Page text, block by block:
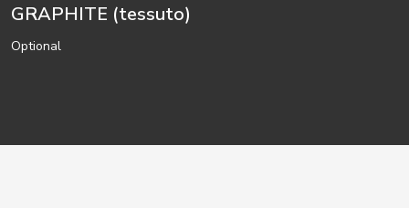
GRAPHITE (tessuto)
Optional